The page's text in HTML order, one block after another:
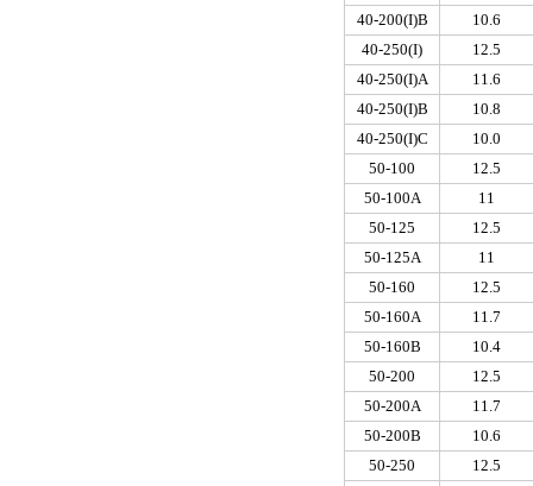
40-200(I)B
10.6
40-250(I)
12.5
40-250(I)A
11.6
40-250(I)B
10.8
40-250(I)C
10.0
50-100
12.5
50-100A
11
50-125
12.5
50-125A
11
50-160
12.5
50-160A
11.7
50-160B
10.4
50-200
12.5
50-200A
11.7
50-200B
10.6
50-250
12.5